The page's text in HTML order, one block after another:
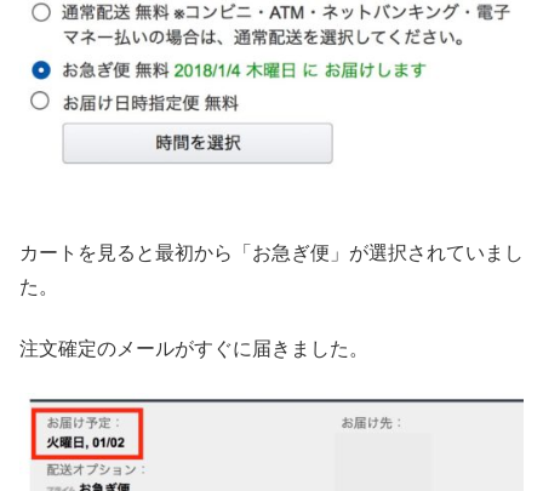
カートを見ると最初から「お急ぎ便」が選択されていまし
た。
注文確定のメールがすぐに届きました。